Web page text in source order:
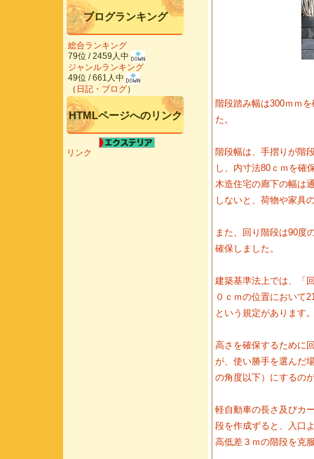
階段踏み幅は300ｍｍ
た。
階段幅は、手摺りが階
し、内寸法80ｃｍを確
木造住宅の廊下の幅は
しないと、荷物や家具
また、回り階段は90度
確保しました。
建築基準法上では、「
０ｃｍの位置において
という規定があります
高さを確保するために
が、使い勝手を選んだ
の角度以下）にするの
軽自動車の長さ及びカ
段を作成ずると、入口
高低差３ｍの階段を克
ブログランキング
総合ランキング
79位 / 2459人中
ジャンルランキング
49位 / 661人中
（ 日記・ブログ）
HTMLページへのリンク
リンク